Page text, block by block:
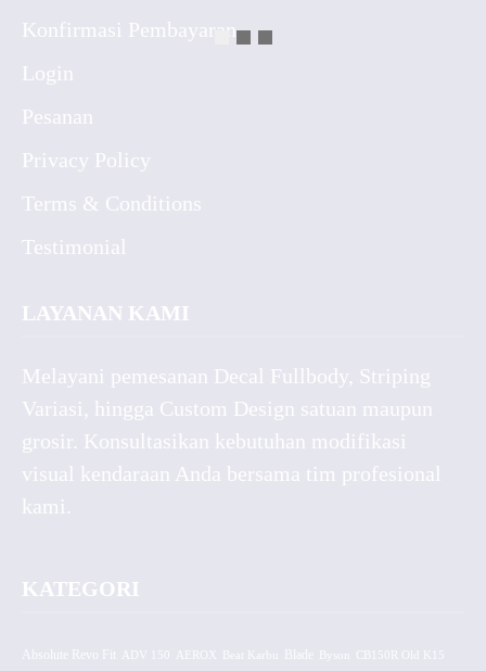
Konfirmasi Pembayaran
Login
Pesanan
Privacy Policy
Terms & Conditions
Testimonial
LAYANAN KAMI
Melayani pemesanan Decal Fullbody, Striping
Variasi, hingga Custom Design satuan maupun
grosir. Konsultasikan kebutuhan modifikasi
visual kendaraan Anda bersama tim profesional
kami.
KATEGORI
Absolute Revo Fit ADV 150 AEROX CB150R Old K15